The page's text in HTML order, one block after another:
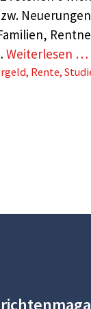
Weiterlesen …
, Rente,